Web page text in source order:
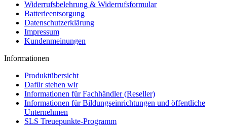
Widerrufsbelehrung & Widerrufsformular
Batterieentsorgung
Datenschutzerklärung
Impressum
Kundenmeinungen
Informationen
Produktübersicht
Dafür stehen wir
Informationen für Fachhändler (Reseller)
Informationen für Bildungseinrichtungen und öffentliche
Unternehmen
SLS Treuepunkte-Programm